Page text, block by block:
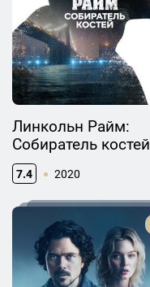
Линкольн Райм:
Собиратель костей
7.4 2020